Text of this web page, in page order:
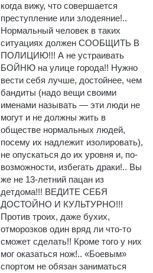
когда вижу, что совершается
преступление или злодеяние!..
Нормальный человек в таких
ситуациях должен СООБЩИТЬ В
ПОЛИЦИЮ!!! А не устраивать
БОЙНЮ на улице города!! Нужно
вести себя лучше, достойнее, чем
бандиты (надо вещи своими
именами называть — эти люди не
могут и не должны жить в
обществе нормальных людей,
посему их надлежит изолировать),
не опускаться до их уровня и, по-
возможности, избегать драки!.. Вы
же не 13-летний пацан из
детдома!!! ВЕДИТЕ СЕБЯ
ДОСТОЙНО И КУЛЬТУРНО!!!
Против троих, даже бухих,
отморозков один вряд ли что-то
сможет сделать!! Кроме того у них
мог оказаться нож!.. «Боевым»
спортом не обязан заниматься